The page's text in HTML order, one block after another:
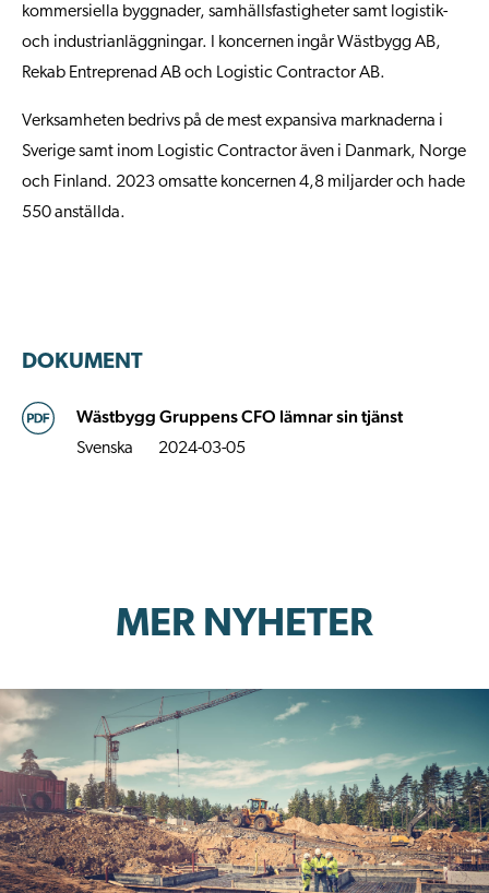
kommersiella byggnader, samhällsfastigheter samt logistik-
och industrianläggningar. I koncernen ingår Wästbygg AB,
Rekab Entreprenad AB och Logistic Contractor AB.
Verksamheten bedrivs på de mest expansiva marknaderna i
Sverige samt inom Logistic Contractor även i Danmark, Norge
och Finland. 2023 omsatte koncernen 4,8 miljarder och hade
550 anställda.
DOKUMENT
Wästbygg Gruppens CFO lämnar sin tjänst
Svenska 2024-03-05
MER NYHETER